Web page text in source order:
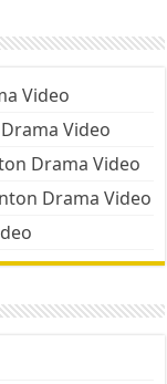
Video
Video
Drama Video
Drama Video